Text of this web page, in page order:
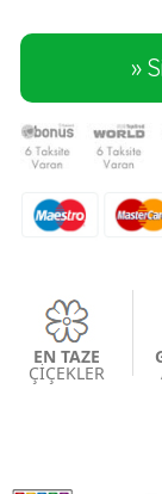
EN TAZE
ÇİÇEKLER